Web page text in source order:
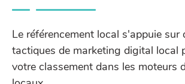
Le référencement local s'appuie sur
tactiques de marketing digital local
votre classement dans les moteurs